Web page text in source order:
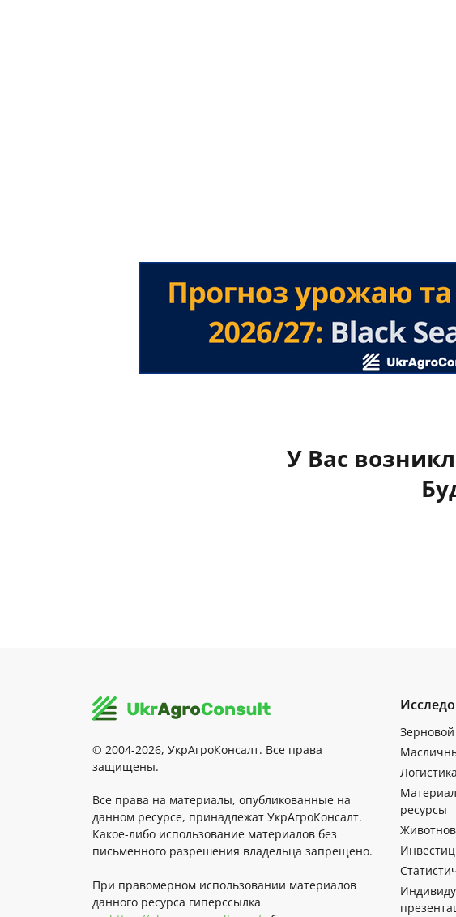
У Вас
© 2004-2026, УкрАгроКонсалт. Все права
защищены.
Все права на материалы, опубликованные на
данном ресурсе, принадлежат УкрАгроКонсалт.
Какое-либо использование материалов без
письменного разрешения владельца запрещено.
При правомерном использовании материалов
данного ресурса гиперссылка
Зерновой
Логистика
ресурсы